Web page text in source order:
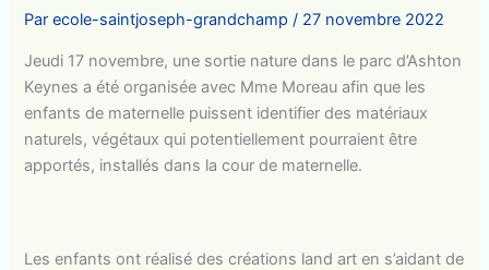
Parecole-saintjoseph-grandchamp/ 27 novembre 2022
Jeudi 17 novembre, une sortie nature dans le parc d’Ashton
Keynes a été organisée avec Mme Moreau afin que les
enfants de maternelle puissent identifier des matériaux
naturels, végétaux qui potentiellement pourraient être
apportés, installés dans la cour de maternelle.
Les enfants ont réalisé des créations land art en s’aidant de